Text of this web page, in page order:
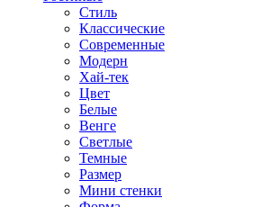
Стиль
Классические
Современные
Модерн
Хай-тек
Цвет
Белые
Венге
Светлые
Темные
Размер
Мини стенки